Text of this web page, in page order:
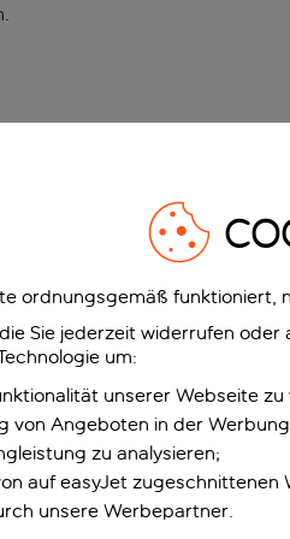
.
ordnungsgemäß funktioniert,
Sie jederzeit widerrufen
um:
unserer Webseite zu
von Angeboten in der
zu analysieren;
auf easyJet
unsere Werbepartner.